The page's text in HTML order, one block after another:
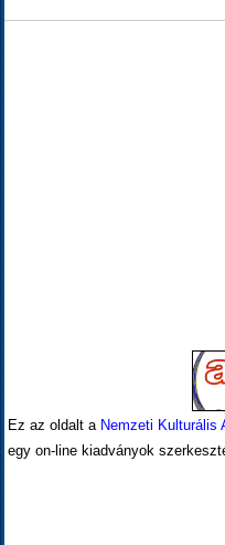
Ez az oldalt a Nemzeti Kulturális
egy on-line kiadványok